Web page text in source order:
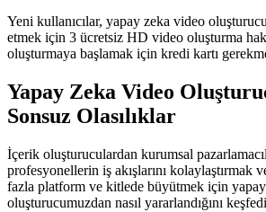
Yeni kullanıcılar, yapay zeka video
etmek için 3 ücretsiz HD video oluşturma
oluşturmaya başlamak için kredi kartı
Yapay Zeka Video
Sonsuz Olasılıklar
İçerik oluşturuculardan kurumsal
profesyonellerin iş akışlarını kolaylaştırmak
fazla platform ve kitlede büyütmek için
oluşturucumuzdan nasıl yararlandığını